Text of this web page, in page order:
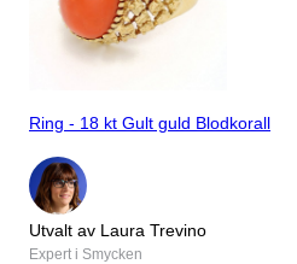
Ring - 18 kt Gult guld Blodkorall
Utvalt av Laura Trevino
Expert i Smycken